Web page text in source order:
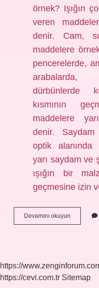
örnek? Işığın
veren
denir. Cam,
maddelere
pencerelerde,
dürbünlerde
kısmının
maddelere
denir.
optik
yarı saydam ve
ışığın bir
geçmesine izin
Devamını okuyun Saydam
Davranmak
https://
https://cevi.com.tr Sitemap